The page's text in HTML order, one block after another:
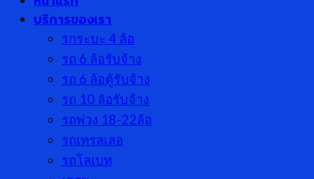
บริการของเรา
รกระบะ 4 ล้อ
รถ 6 ล้อรับจ้าง
รถ 6 ล้อตู้รับจ้าง
รถ 10 ล้อรับจ้าง
รถพ่วง 18-22ล้อ
รถเทรลเลอ
รถโลเบท